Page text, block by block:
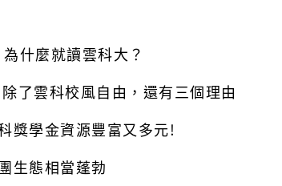
什麼就讀雲科大？
了雲科校風自由，還有三個理由
獎學金資源豐富又多元!
生態相當蓬勃